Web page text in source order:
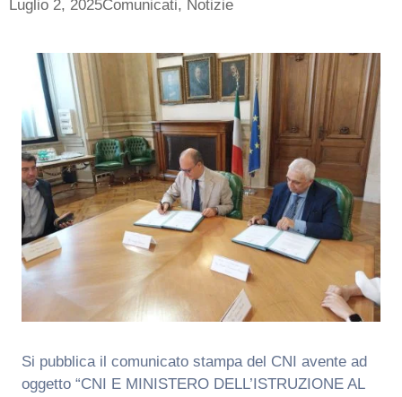
Luglio 2, 2025Comunicati, Notizie
Si pubblica il comunicato stampa del CNI avente ad
oggetto “CNI E MINISTERO DELL’ISTRUZIONE AL